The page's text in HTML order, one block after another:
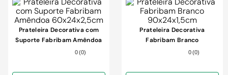
Prateleira Decorativa com
Suporte Fabribam Amêndoa
60x24x2,5cm
0 (0)
Prateleira Decorativa
Fabribam Branco
90x24x1,5cm
0 (0)